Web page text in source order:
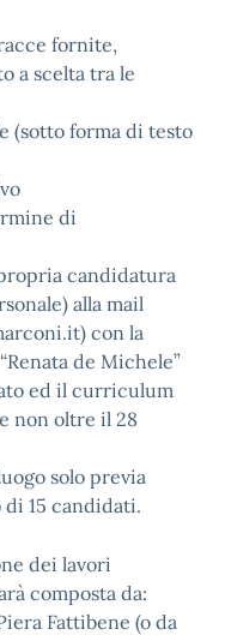
fornite,
a scelta tra le
(sotto forma di testo
di
candidatura
alla mail
con la
de Michele”
ed il curriculum
non oltre il 28
solo previa
15 candidati.
dei lavori
composta da:
Fattibene (o da